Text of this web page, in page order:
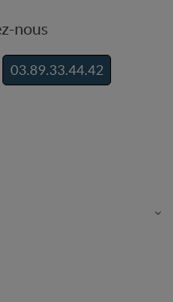
nous
03.89.33.44.42